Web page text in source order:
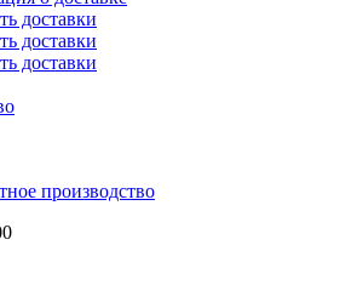
доставки
доставки
доставки
производство